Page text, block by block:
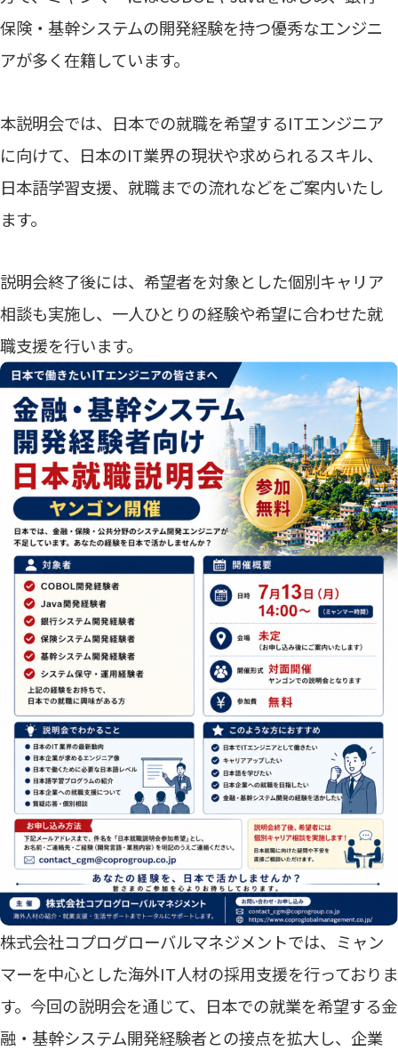
保険・基幹システムの開発経験を持つ優秀なエンジニ
アが多く在籍しています。
本説明会では、日本での就職を希望するITエンジニア
に向けて、日本のIT業界の現状や求められるスキル、
日本語学習支援、就職までの流れなどをご案内いたし
ます。
説明会終了後には、希望者を対象とした個別キャリア
相談も実施し、一人ひとりの経験や希望に合わせた就
職支援を行います。
株式会社コプログローバルマネジメントでは、ミャン
マーを中心とした海外IT人材の採用支援を行っておりま
す。今回の説明会を通じて、日本での就業を希望する金
融・基幹システム開発経験者との接点を拡大し、企業